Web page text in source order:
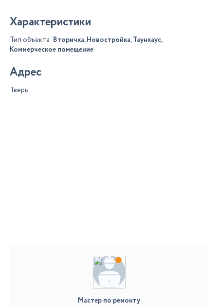
Характеристики
Тип объекта: Вторичка, Новостройка, Таунхаус,
Коммерческое помещение
Адрес
Тверь
Мастер по ремонту